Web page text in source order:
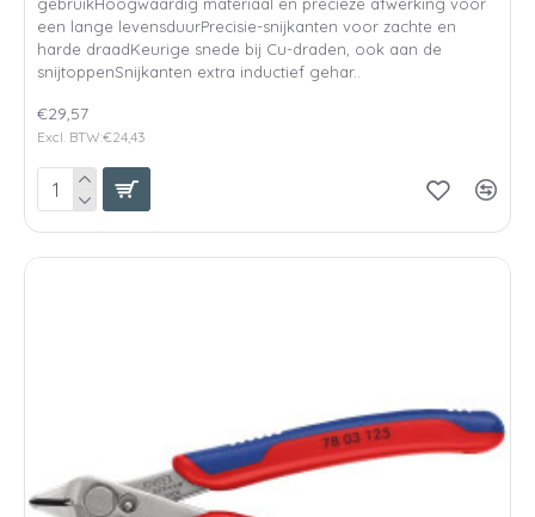
een lange levensduurPrecisie-snijkanten voor zachte en
harde draadKeurige snede bij Cu-draden, ook aan de
snijtoppenSnijkanten extra inductief gehar..
€29,57
Excl. BTW:€24,43